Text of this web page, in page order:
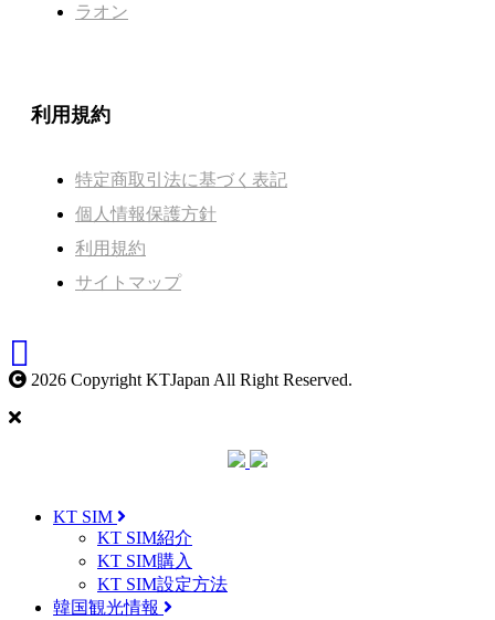
ラオン
利用規約
特定商取引法に基づく表記
個人情報保護方針
利用規約
サイトマップ
2026 Copyright KTJapan All Right Reserved.
KT SIM
KT SIM紹介
KT SIM購入
KT SIM設定方法
韓国観光情報